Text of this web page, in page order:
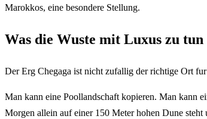
Marokkos, eine besondere Stellung.
Was die Wuste mit Luxus zu tun
Der Erg Chegaga ist nicht zufallig der richtige Ort
Man kann eine Poollandschaft kopieren. Man kann
Morgen allein auf einer 150 Meter hohen Dune